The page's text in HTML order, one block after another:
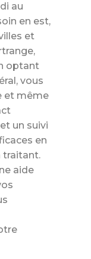
au
en est,
et
optant
vous
et même
un suivi
en
traitant.
aide